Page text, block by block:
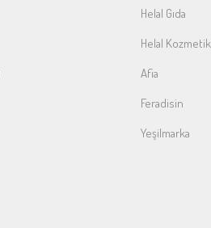
Helal Gıda
Helal Kozmetik
Afia
Feradisin
Yeşilmarka